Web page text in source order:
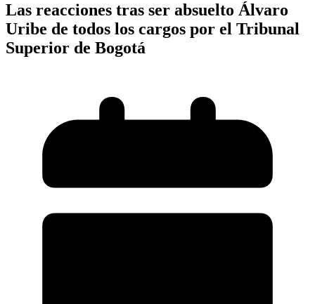
Las reacciones tras ser absuelto Álvaro
Uribe de todos los cargos por el Tribunal
Superior de Bogotá